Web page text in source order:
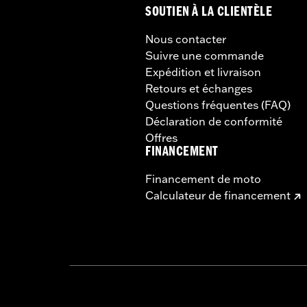
SOUTIEN À LA CLIENTÈLE
Nous contacter
Suivre une commande
Expédition et livraison
Retours et échanges
Questions fréquentes (FAQ)
Déclaration de conformité
Offres
FINANCEMENT
Financement de moto
Calculateur de financement